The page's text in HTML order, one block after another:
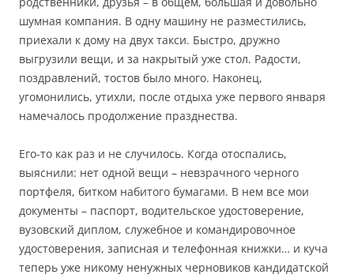
шумная компания. В одну машину не разместились,
приехали к дому на двух такси. Быстро, дружно
выгрузили вещи, и за накрытый уже стол. Радости,
поздравлений, тостов было много. Наконец,
угомонились, утихли, после отдыха уже первого января
намечалось продолжение празднества.
Его-то как раз и не случилось. Когда отоспались,
выяснили: нет одной вещи – невзрачного черного
портфеля, битком набитого бумагами. В нем все мои
документы – паспорт, водительское удостоверение,
вузовский диплом, служебное и командировочное
удостоверения, записная и телефонная книжки… и куча
теперь уже никому ненужных черновиков кандидатской